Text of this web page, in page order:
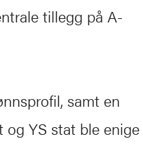
tillegg på A-
samt en
og YS stat ble enige